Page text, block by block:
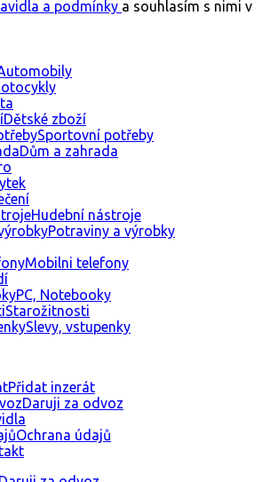
a podmínky a souhlasím s nimi v
Dětské zboží
Sportovní potřeby
Dům a zahrada
Hudební nástroje
Potraviny a výrobky
Mobilni telefony
PC, Notebooky
Starožitnosti
Slevy, vstupenky
Přidat inzerát
Daruji za odvoz
Ochrana údajů